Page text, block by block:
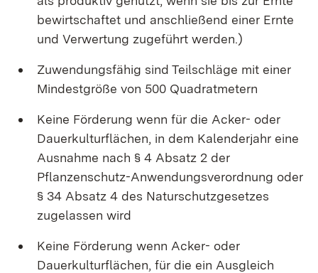
bewirtschaftet und anschließend einer Ernte
und Verwertung zugeführt werden.)
Zuwendungsfähig sind Teilschläge mit einer
Mindestgröße von 500 Quadratmetern
Keine Förderung wenn für die Acker- oder
Dauerkulturflächen, in dem Kalenderjahr eine
Ausnahme nach § 4 Absatz 2 der
Pflanzenschutz-Anwendungsverordnung oder
§ 34 Absatz 4 des Naturschutzgesetzes
zugelassen wird
Keine Förderung wenn Acker- oder
Dauerkulturflächen, für die ein Ausgleich